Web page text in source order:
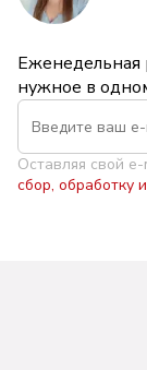
Еженедельная
нужное в
Оставляя свой
сбор, обработку